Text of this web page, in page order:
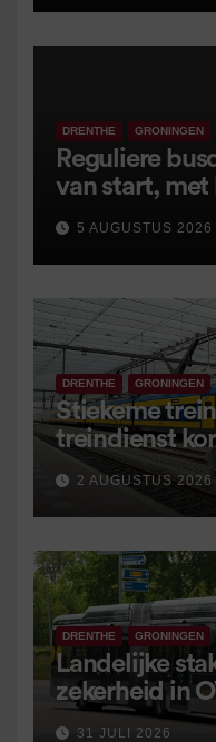
DRENTHE GRONINGEN
Reguliere
van start,
5 AUGUSTUS 2026
DRENTHE GRONINGEN
Stiekeme
treindienst
2 AUGUSTUS 2026
DRENTHE GRONINGEN
Landelijke
zekerheid in
voor 9
31 JULI 2026